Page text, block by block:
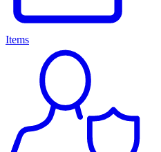
Items